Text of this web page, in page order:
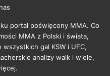
portal poświęcony MMA. Co
MMA z Polski i świata,
gal KSW i UFC,
analizy walk i wiele,